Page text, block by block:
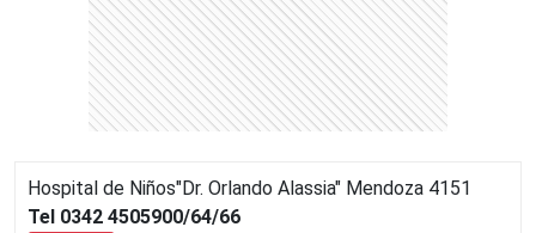
Hospital de Niños"Dr. Orlando Alassia" Mendoza 4151
Tel 0342 4505900/64/66